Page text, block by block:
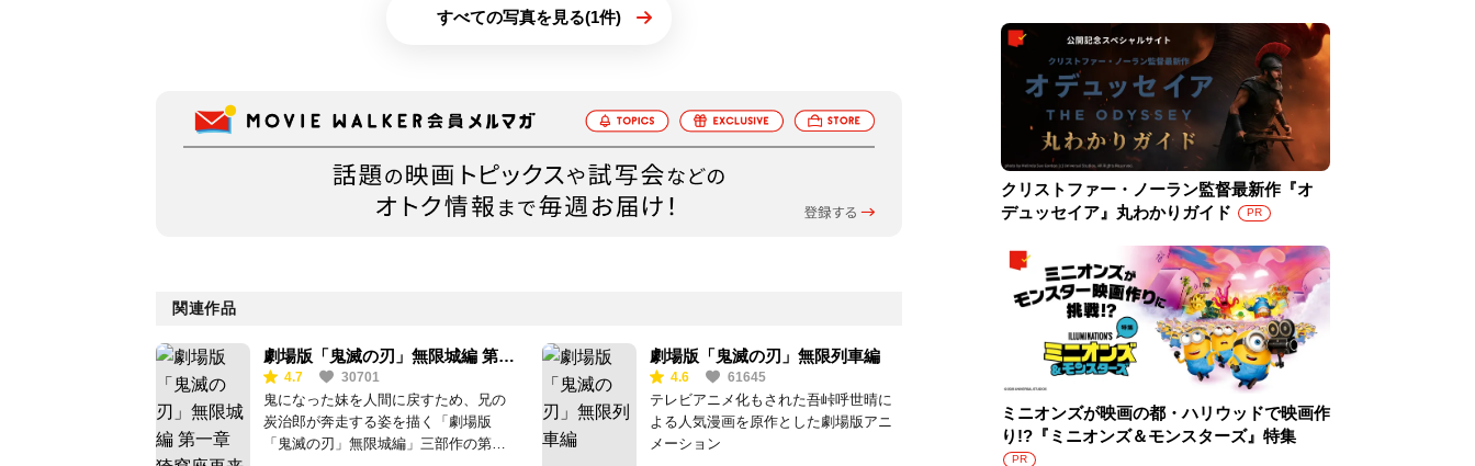
すべての写真を見る(1件)
関連作品
劇場版「鬼滅の刃」無限城編 第一
章 猗窩座再来
4.7 30701
鬼になった妹を人間に戻すため、兄の
炭治郎が奔走する姿を描く「劇場版
「鬼滅の刃」無限城編」三部作の第一
劇場版「鬼滅の刃」無限列車編
4.6 61645
テレビアニメ化もされた吾峠呼世晴に
よる人気漫画を原作とした劇場版アニ
メーション
クリストファー・ノーラン監督最新作『オ
デュッセイア』丸わかりガイド
PR
ミニオンズが映画の都・ハリウッドで映画作
り!?『ミニオンズ＆モンスターズ』特集
PR